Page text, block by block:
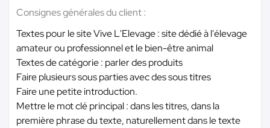
Consignes générales du client :
Textes pour le site Vive L'Elevage : site dédié à l'élevage
amateur ou professionnel et le bien-être animal
Textes de catégorie : parler des produits
Faire plusieurs sous parties avec des sous titres
Faire une petite introduction.
Mettre le mot clé principal : dans les titres, dans la
première phrase du texte, naturellement dans le texte